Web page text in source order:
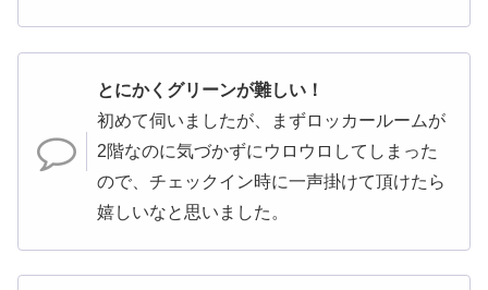
とにかくグリーンが難しい！
初めて伺いましたが、まずロッカールームが
2階なのに気づかずにウロウロしてしまった
ので、チェックイン時に一声掛けて頂けたら
嬉しいなと思いました。